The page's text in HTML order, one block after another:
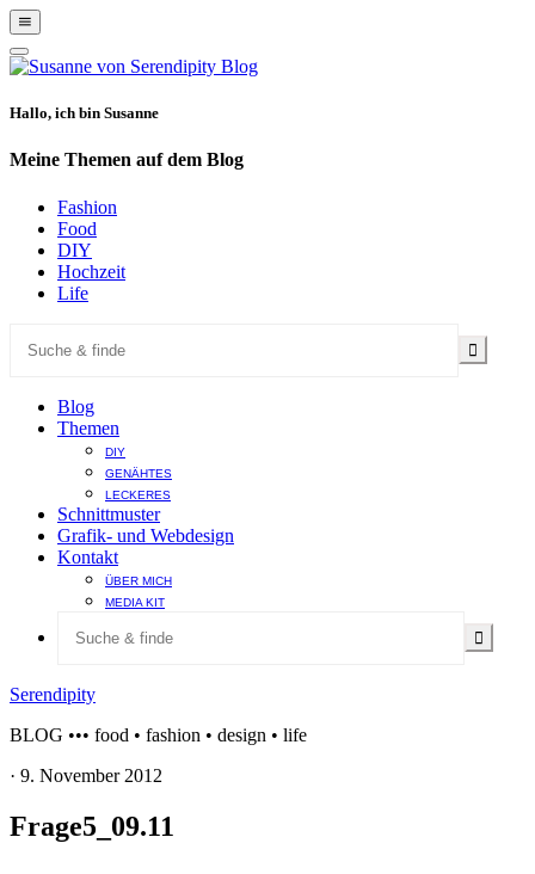
Show
Offscreen
Content
Hide
Offscreen
Hallo, ich bin Susanne
Meine Themen auf dem Blog
Fashion
Food
DIY
Hochzeit
Life
Blog
Themen
DIY
GENÄHTES
LECKERES
Schnittmuster
Grafik- und Webdesign
Kontakt
ÜBER MICH
MEDIA KIT
Serendipity
BLOG ••• food • fashion • design • life
· 9. November 2012
Frage5_09.11